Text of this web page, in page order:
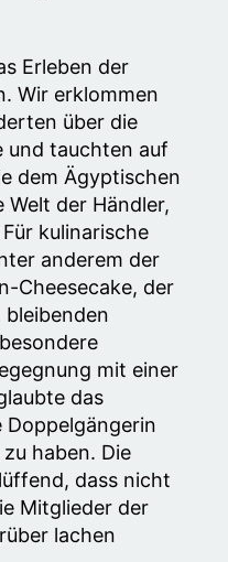
Erleben der
Wir erklommen
über die
und tauchten auf
dem Ägyptischen
der Händler,
kulinarische
anderem der
Cheesecake, der
bleibenden
mit einer
das
Doppelgängerin
haben. Die
dass nicht
Mitglieder der
lachen